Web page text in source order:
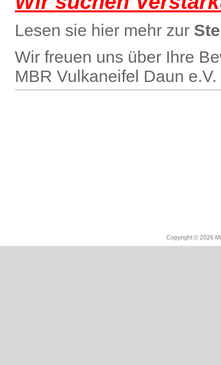
Lesen sie hier mehr zur
Wir freuen uns über Ihre
MBR Vulkaneifel Daun e.V.
Copyright © 2026